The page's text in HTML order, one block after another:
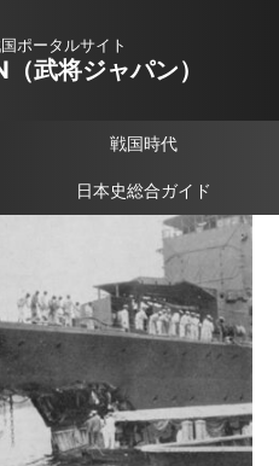
ポータルサイト
武将ジャパン）
戦国時代
日本史総合ガイド